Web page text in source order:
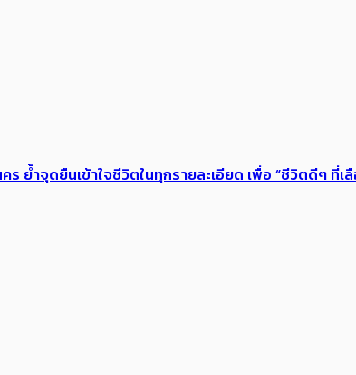
ย้ำจุดยืนเข้าใจชีวิตในทุกรายละเอียด เพื่อ “ชีวิตดีๆ ที่เลื